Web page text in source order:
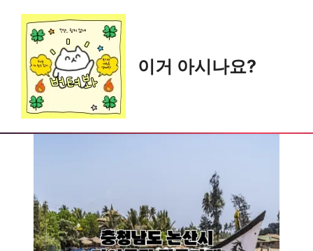
content
이거 아시나요?